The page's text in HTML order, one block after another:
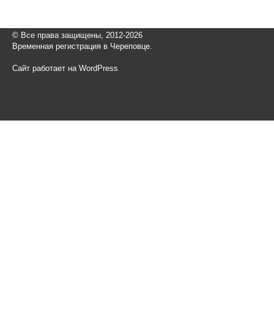
© Все права защищены, 2012-2026
Временная регистрация в Череповце.
Сайт работает на WordPress